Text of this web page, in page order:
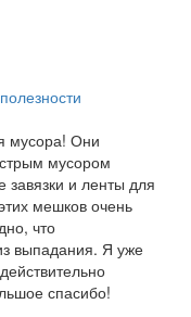
мусора! Они
мусором
завязки и ленты для
мешков очень
что
выпадания. Я уже
спасибо!